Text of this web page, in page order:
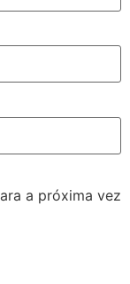
a próxima vez